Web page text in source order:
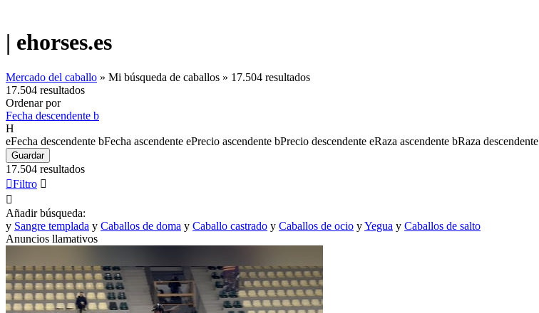
| ehorses.es
Mercado del caballo » Mi búsqueda de caballos » 17.504 resultados
17.504 resultados
Ordenar por
Fecha descendente b
H
eFecha descendente bFecha ascendente ePrecio ascendente bPrecio descendente eRaza ascendente bRaza descendente
Guardar
17.504 resultados
Filtro 

Añadir búsqueda:
y Sangre templada y Caballos de doma y Caballo castrado y Caballos de ocio yYegua y Caballos de salto
Anuncios llamativos